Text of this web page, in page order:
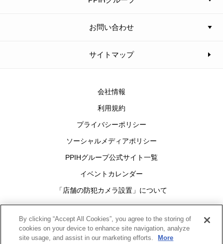
お問い合わせ
サイトマップ
会社情報
利用規約
プライバシーポリシー
ソーシャルメディアポリシー
PPIHグループ公式サイト一覧
イベントカレンダー
「店舗の防犯カメラ設置」について
Cookies Settings
グループ
By clicking “Accept All Cookies”, you agree to the storing of
cookies on your device to enhance site navigation, analyze
site usage, and assist in our marketing efforts.
More